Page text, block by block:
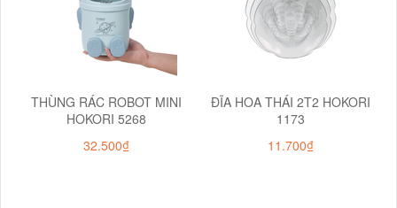
THÙNG RÁC ROBOT MINI
HOKORI 5268
32.500₫
ĐĨA HOA THÁI 2T2 HOKORI
1173
11.700₫